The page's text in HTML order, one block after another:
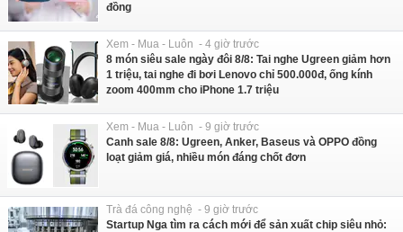
đồng
Xem - Mua - Luôn - 4 giờ trước
8 món siêu sale ngày đôi 8/8: Tai nghe Ugreen giảm hơn
1 triệu, tai nghe đi bơi Lenovo chỉ 500.000đ, ống kính
zoom 400mm cho iPhone 1.7 triệu
Xem - Mua - Luôn - 9 giờ trước
Canh sale 8/8: Ugreen, Anker, Baseus và OPPO đồng
loạt giảm giá, nhiều món đáng chốt đơn
Trà đá công nghệ - 9 giờ trước
Startup Nga tìm ra cách mới để sản xuất chip siêu nhỏ: